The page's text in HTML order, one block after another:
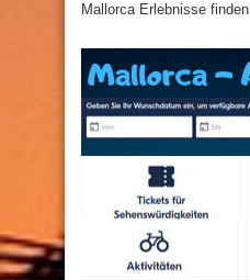
Mallorca Erlebnisse